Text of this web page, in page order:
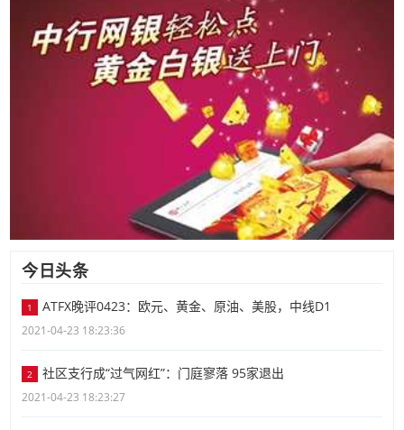
今日头条
1 ATFX晚评0423：欧元、黄金、原油、美股，中线D1
2021-04-23 18:23:36
2 社区支行成“过气网红”：门庭寥落 95家退出
2021-04-23 18:23:27